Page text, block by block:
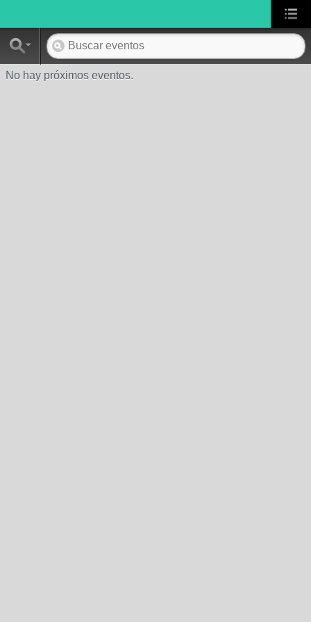
No hay próximos eventos.